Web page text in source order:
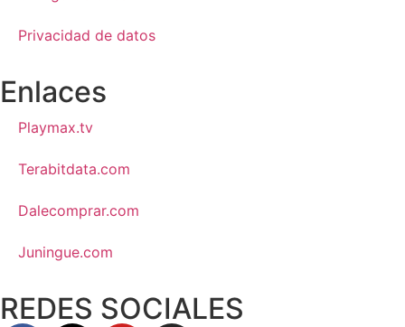
Privacidad de datos
Enlaces
Playmax.tv
Terabitdata.com
Dalecomprar.com
Juningue.com
REDES SOCIALES